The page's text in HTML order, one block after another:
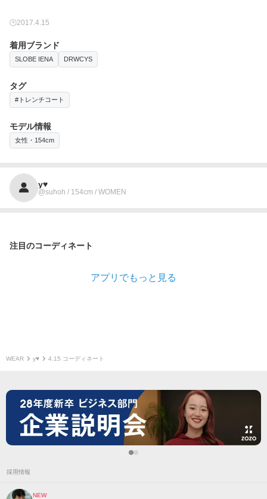
2017.4.15
着用ブランド
SLOBE IENA DRWCYS
タグ
#トレンチコート
モデル情報
女性・154cm
y♥︎
@suhoh / 154cm / WOMEN
注目のコーディネート
アプリでもっと見る
WEAR y♥︎ 4.15 コーディネート
採用情報
NEW